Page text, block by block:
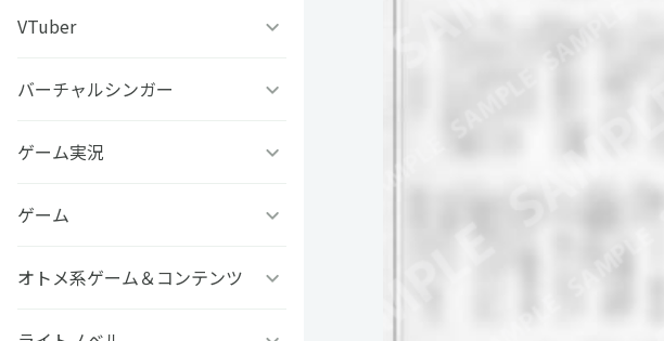
うちわ背景
写真撮影背景
うちわ文字プリント
GIFUSHO 岐阜県立岐阜商
すとぷり
すにすて - SneakerStep
めておら - Meteorites -
騎士X - Knight X -
とぅるりぷ - True&Lip
ねこほうチャンネル
ぼくたちのあそびば
ププ
豆柴富とのふたり暮らし
VTuber
VASE
クラーテイル
ななし学園 方言研究会
描乃EMOイラストシリーズ
Art Stone Entertainment
バーチャルシンガー
TOKYO6キャラクターズ
ゲーム実況
アマル
さんちゃんく！
ゲーム
フライハイトクラウディア
オトメ系ゲーム＆コンテンツ